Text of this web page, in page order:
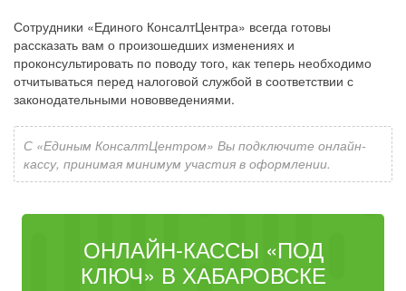
Сотрудники «Единого КонсалтЦентра» всегда готовы
рассказать вам о произошедших изменениях и
проконсультировать по поводу того, как теперь необходимо
отчитываться перед налоговой службой в соответствии с
законодательными нововведениями.
С «Единым КонсалтЦентром» Вы подключите онлайн-
кассу, принимая минимум участия в оформлении.
ОНЛАЙН-КАССЫ «ПОД
КЛЮЧ» В ХАБАРОВСКЕ